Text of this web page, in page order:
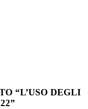
“L’USO DEGLI